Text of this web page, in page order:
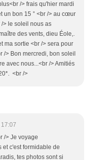
/> frais qu'hier mardi
un bon 15 ° <br /> au cœur
> le soleil nous as
des vents, dieu Éole,.
ma sortie <br /> sera pour
> Bon mercredi, bon soleil
avec nous...<br /> Amitiés
<br />
/> Je voyage
et c'est formidable de
tes photos sont si